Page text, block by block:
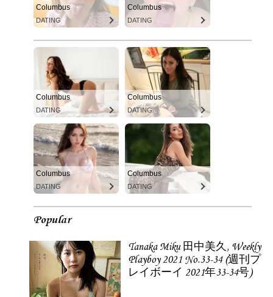
Columbus
DATING
Columbus
DATING
Columbus
DATING
Columbus
DATING
Columbus
DATING
Columbus
DATING
Popular
Tanaka Miku 田中美久, Weekly
Playboy 2021 No.33-34 (週刊プ
レイボーイ 2021年33-34号)